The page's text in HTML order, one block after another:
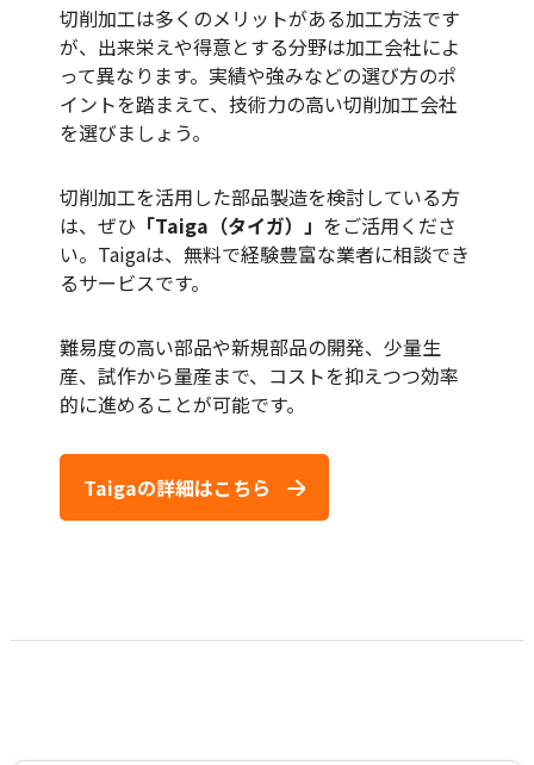
切削加工は多くのメリットがある加工方法です
が、出来栄えや得意とする分野は加工会社によ
って異なります。実績や強みなどの選び方のポ
イントを踏まえて、技術力の高い切削加工会社
を選びましょう。
切削加工を活用した部品製造を検討している方
は、ぜひ 「Taiga（タイガ）」 をご活用くださ
い。Taigaは、無料で経験豊富な業者に相談でき
るサービスです。
難易度の高い部品や新規部品の開発、少量生
産、試作から量産まで、コストを抑えつつ効率
的に進めることが可能です。
Taigaの詳細はこちら